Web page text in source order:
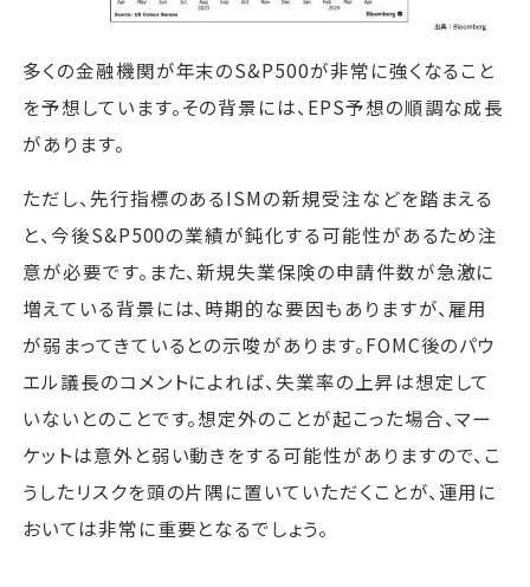
多くの金融機関が年末のS&P500が非常に強くなること
を予想しています。その背景には、EPS予想の順調な成長
があります。
ただし、先行指標のあるISMの新規受注などを踏まえる
と、今後S&P500の業績が鈍化する可能性があるため注
意が必要です。また、新規失業保険の申請件数が急激に
増えている背景には、時期的な要因もありますが、雇用
が弱まってきているとの示唆があります。FOMC後のパウ
エル議長のコメントによれば、失業率の上昇は想定して
いないとのことです。想定外のことが起こった場合、マー
ケットは意外と弱い動きをする可能性がありますので、こ
うしたリスクを頭の片隅に置いていただくことが、運用に
おいては非常に重要となるでしょう。